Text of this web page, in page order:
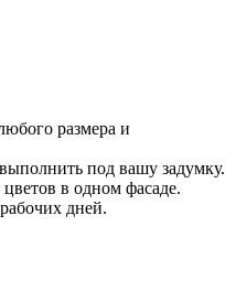
размера и
под вашу задумку.
в одном фасаде.
дней.